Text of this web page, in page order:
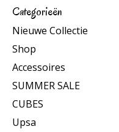
Categorieën
Nieuwe Collectie
Shop
Accessoires
SUMMER SALE
CUBES
Upsa